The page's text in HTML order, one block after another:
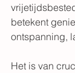
betekent
ontspanning,
Het is van